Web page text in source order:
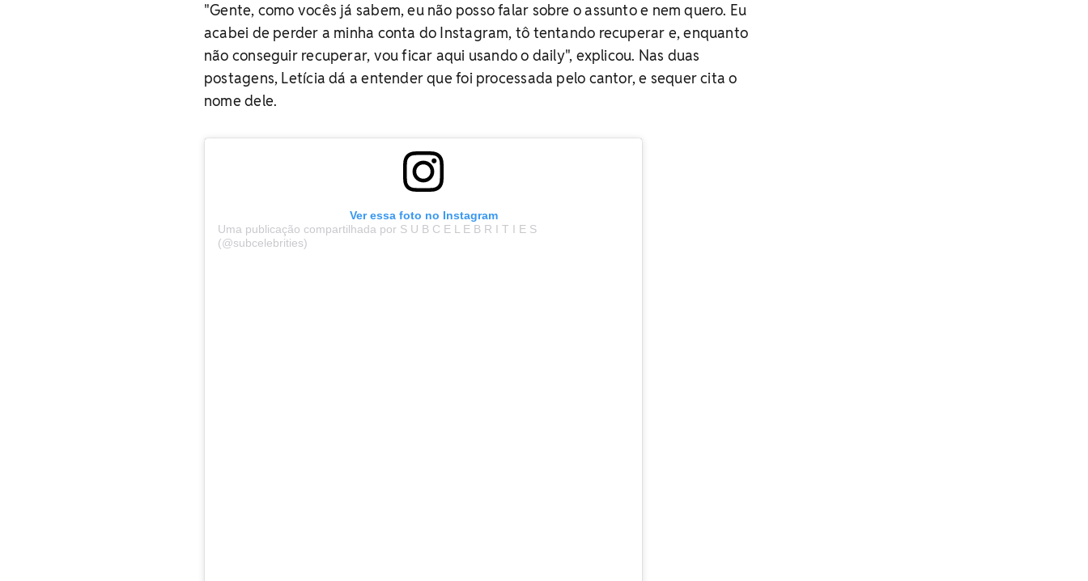
"Gente, como vocês já sabem, eu não posso falar sobre o assunto e nem quero. Eu
acabei de perder a minha conta do Instagram, tô tentando recuperar e, enquanto
não conseguir recuperar, vou ficar aqui usando o daily", explicou. Nas duas
postagens, Letícia dá a entender que foi processada pelo cantor, e sequer cita o
nome dele.
Ver essa foto no Instagram
Uma publicação compartilhada por S U B C E L E B R I T I E S
(@subcelebrities)